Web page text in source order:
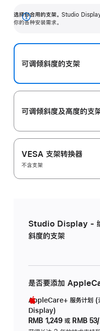
选择你合用的支架。 Studio Display
你的各种安装需求。
展
可调倾斜度的支架
可调倾斜度及高‍度的支‍
VESA 支架转换器
不含支架
Studio Display - 纳
斜度的支架
是否要添加
AppleCare+ 服务计划 (
Display)
RMB 1,249 或 RMB